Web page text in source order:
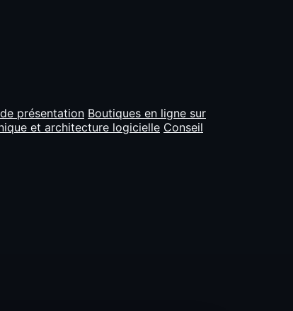
présentation Boutiques en ligne sur
et architecture logicielle Conseil